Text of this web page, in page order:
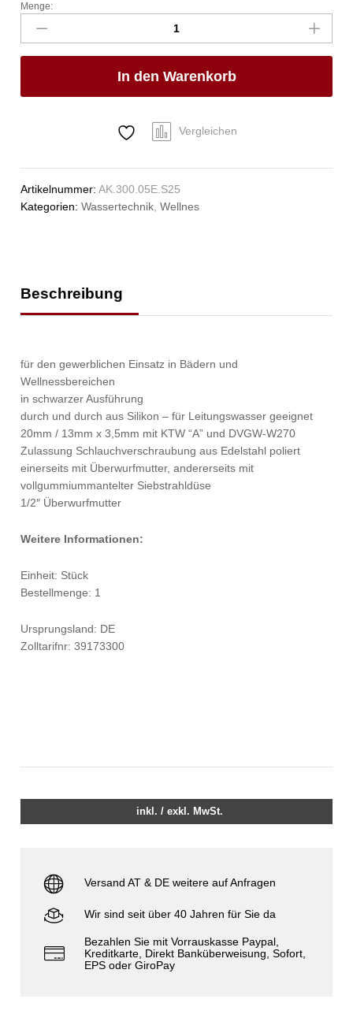
spa
Kneipp'sche
Garnitur
1/2"
20mm
Menge:
In den Warenkorb
Vergleichen
Artikelnummer:AK.300.05E.S25
Kategorien:Wassertechnik,Wellnes
Beschreibung
für den gewerblichen Einsatz in Bädern und
Wellnessbereichen
in schwarzer Ausführung
durch und durch aus Silikon – für Leitungswasser geeignet
20mm / 13mm x 3,5mm mit KTW “A” und DVGW-W270
Zulassung Schlauchverschraubung aus Edelstahl poliert
einerseits mit Überwurfmutter, andererseits mit
vollgummiummantelter Siebstrahldüse
1/2″ Überwurfmutter
Weitere Informationen:
Einheit: Stück
Bestellmenge: 1
Ursprungsland: DE
Zolltarifnr: 39173300
inkl. / exkl. MwSt.
Versand AT & DE weitere auf Anfragen
Wir sind seit über 40 Jahren für Sie da
Bezahlen Sie mit Vorrauskasse Paypal,
Kreditkarte, Direkt Banküberweisung, Sofort,
EPS oder GiroPay